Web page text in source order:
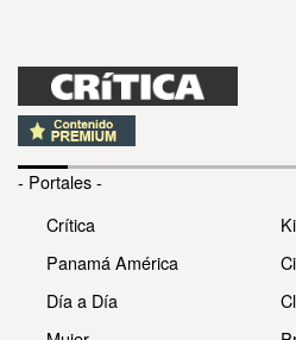
- Portales -
Crítica
Panamá América
Día a Día